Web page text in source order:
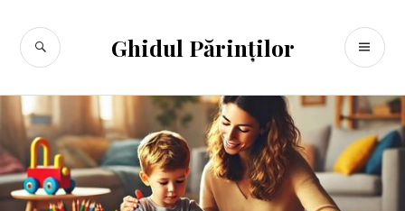
conținut
Ghidul Părinților
CĂUTARE